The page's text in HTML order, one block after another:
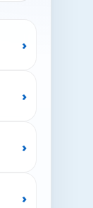
›
›
›
›